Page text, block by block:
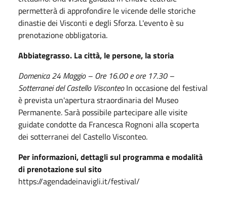
permetterà di approfondire le vicende delle storiche
dinastie dei Visconti e degli Sforza. L'evento è su
prenotazione obbligatoria.
Abbiategrasso. La città, le persone, la storia
Domenica 24 Maggio – Ore 16.00 e ore 17.30 –
Sotterranei del Castello VisconteoIn occasione del festival
è prevista un'apertura straordinaria del Museo
Permanente. Sarà possibile partecipare alle visite
guidate condotte da Francesca Rognoni alla scoperta
dei sotterranei del Castello Visconteo.
Per informazioni, dettagli sul programma e modalità
di prenotazione sul sito
https://agendadeinavigli.it/festival/